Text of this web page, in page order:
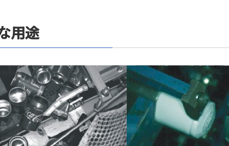
用途